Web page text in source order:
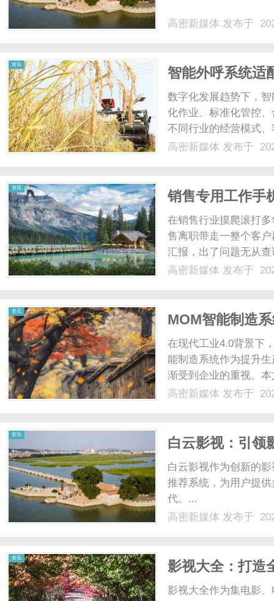
高密新媒体 发布于
资讯
智能外呼系统适
数字化发展趋势下，
化作业、标准化管控
不同行业的经营模式
具的功能需求与使用
高密新媒体 发布于
资讯
销售专用工作手
在销售行业摸爬滚打
售离职带走一整个客
汇报，出了问题无从
就能轻松解决。今天
高密新媒体 发布于
资讯
MOM智能制造
在现代工业4.0背景下
能制造系统作为提升
渐受到企业的重视。
势以及实施策略，为
高密新媒体 发布于
资讯
白云影视：引领
白云影视作为创新的
推荐系统，为用户提
代。...
高密新媒体 发布于
资讯
影视大全：打造
影视大全作为集电影